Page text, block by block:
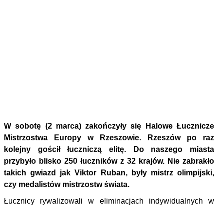
W sobotę (2 marca) zakończyły się Halowe Łucznicze
Mistrzostwa Europy w Rzeszowie.
Rzeszów po raz
kolejny gościł łuczniczą elitę. Do naszego miasta
przybyło blisko 250 łuczników z 32 krajów. Nie zabrakło
takich gwiazd jak Viktor Ruban, były mistrz olimpijski,
czy medalistów mistrzostw świata.
Łucznicy rywalizowali w eliminacjach indywidualnych w